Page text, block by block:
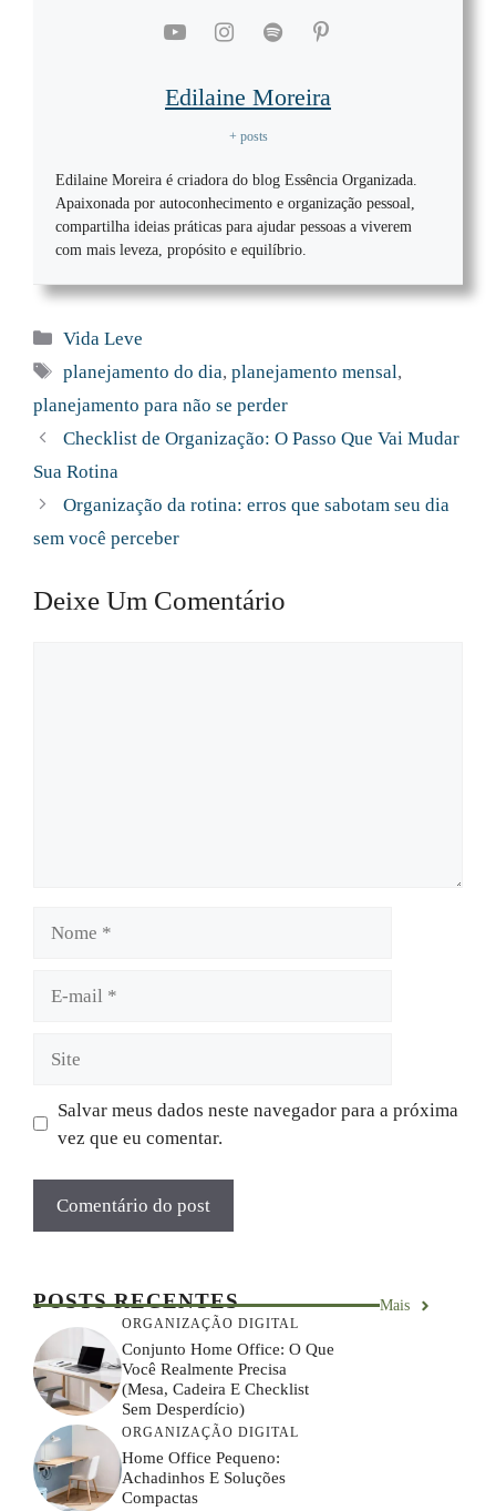
Edilaine Moreira
+ posts
Edilaine Moreira é criadora do blog Essência Organizada.
Apaixonada por autoconhecimento e organização pessoal,
compartilha ideias práticas para ajudar pessoas a viverem
com mais leveza, propósito e equilíbrio.
Categorias
Vida Leve
Tags
planejamento do dia,planejamento mensal,
planejamento para não se perder
Checklist de Organização: O Passo Que Vai Mudar
Sua Rotina
Organização da rotina: erros que sabotam seu dia
sem você perceber
Deixe Um Comentário
Salvar meus dados neste navegador para a próxima
vez que eu comentar.
POSTS RECENTES Mais
ORGANIZAÇÃO DIGITAL
Conjunto Home Office: O Que
Você Realmente Precisa
(mesa, Cadeira E Checklist
Sem Desperdício)
ORGANIZAÇÃO DIGITAL
Home Office Pequeno:
Achadinhos E Soluções
Compactas